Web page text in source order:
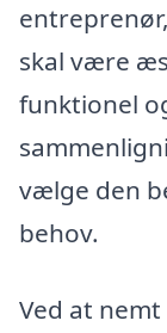
skal være
funktionel
vælge den
behov.
Ved at